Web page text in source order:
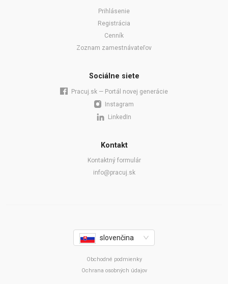
Prihlásenie
Registrácia
Cenník
Zoznam zamestnávateľov
Sociálne siete
Pracuj.sk — Portál novej generácie
Instagram
LinkedIn
Kontakt
Kontaktný formulár
info@pracuj.sk
slovenčina
Obchodné podmienky
Ochrana osobných údajov